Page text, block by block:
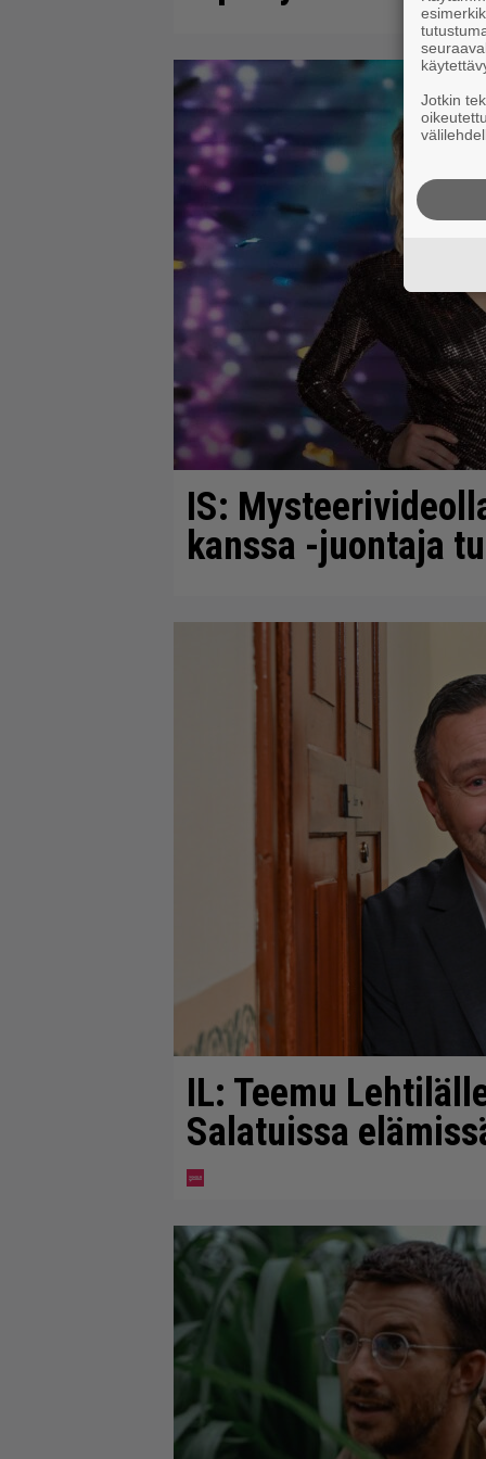
IS:
kanssa -juontaja
IL: Teemu
Salatuissa
Jotkin